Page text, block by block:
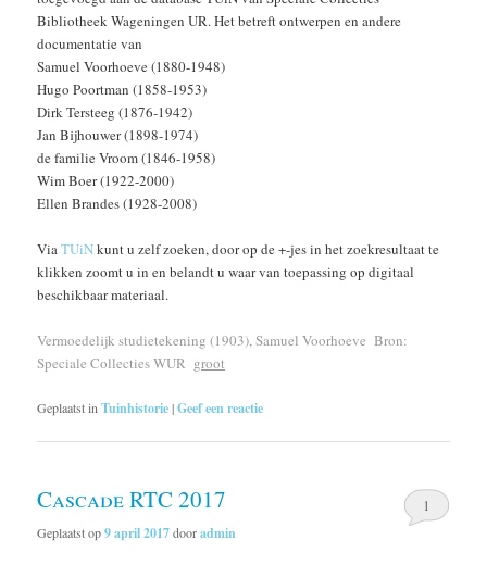
Bibliotheek Wageningen UR. Het betreft ontwerpen en andere
documentatie van
Samuel Voorhoeve (1880-1948)
Hugo Poortman (1858-1953)
Dirk Tersteeg (1876-1942)
Jan Bijhouwer (1898-1974)
de familie Vroom (1846-1958)
Wim Boer (1922-2000)
Ellen Brandes (1928-2008)
ViaTUiNkunt u zelf zoeken, door op de +-jes in het zoekresultaat te
klikken zoomt u in en belandt u waar van toepassing op digitaal
beschikbaar materiaal.
Vermoedelijk studietekening (1903), Samuel Voorhoeve Bron:
Speciale Collecties WUR groot
Geplaatst inTuinhistorie|Geef een reactie
Cascade RTC 2017
Geplaatst op9 april 2017dooradmin
1